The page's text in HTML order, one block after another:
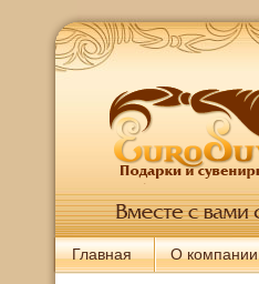
Главная О компании